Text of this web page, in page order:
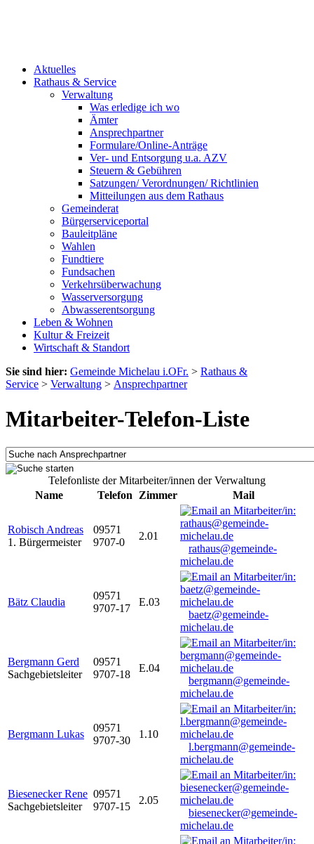
Aktuelles
Rathaus & Service
Verwaltung
Was erledige ich wo
Ämter
Ansprechpartner
Formulare/Online-Anträge
Ver- und Entsorgung u.a. AZV
Steuern & Gebühren
Satzungen/ Verordnungen/ Richtlinien
Mitteilungen aus dem Rathaus
Gemeinderat
Bürgerserviceportal
Bauleitpläne
Wahlen
Fundtiere
Fundsachen
Verkehrsüberwachung
Wasserversorgung
Abwasserentsorgung
Leben & Wohnen
Kultur & Freizeit
Wirtschaft & Standort
Sie sind hier: Gemeinde Michelau i.OFr. > Rathaus &
Service > Verwaltung > Ansprechpartner
Mitarbeiter-Telefon-Liste
Telefonliste der Mitarbeiter/innen der Verwaltung
Name
Telefon Zimmer Mail
Robisch Andreas
1. Bürgermeister
09571
9707-0
2.01
rathaus@gemeinde-
michelau.de
Bätz Claudia
09571
9707-17
E.03
baetz@gemeinde-
michelau.de
Bergmann Gerd
Sachgebietsleiter
09571
9707-18
E.04
bergmann@gemeinde-
michelau.de
Bergmann Lukas
09571
9707-30
1.10
l.bergmann@gemeinde-
michelau.de
Biesenecker Rene
Sachgebietsleiter
09571
9707-15
2.05
biesenecker@gemeinde-
michelau.de